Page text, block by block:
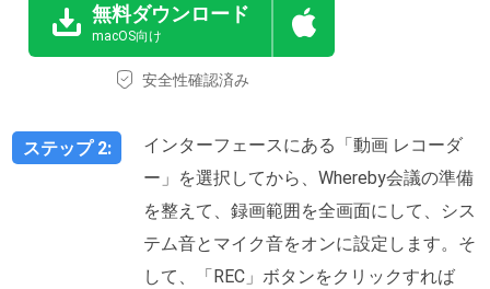
無料ダウンロード
macOS向け
安全性確認済み
ステップ 2:
インターフェースにある「動画 レコーダ
ー」を選択してから、Whereby会議の準備
を整えて、録画範囲を全画面にして、シス
テム音とマイク音をオンに設定します。そ
して、「REC」ボタンをクリックすれば